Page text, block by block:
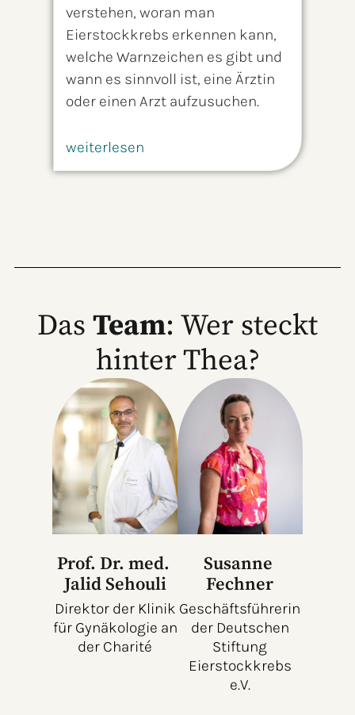
verstehen, woran man
Eierstockkrebs erkennen kann,
welche Warnzeichen es gibt und
wann es sinnvoll ist, eine Ärztin
oder einen Arzt aufzusuchen.
weiterlesen
Das Team: Wer steckt
hinter Thea?
Prof. Dr. med.
Jalid Sehouli
Direktor der Klinik
für Gynäkologie an
der Charité
Susanne
Fechner
Geschäftsführerin
der Deutschen
Stiftung
Eierstockkrebs
e.V.